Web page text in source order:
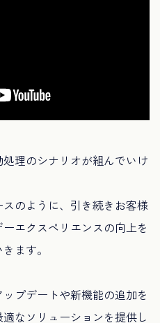
理のシナリオが組んでいけ
のように、引き続きお客様
エクスペリエンスの向上を
ます。
プデートや新機能の追加を
なソリューションを提供し